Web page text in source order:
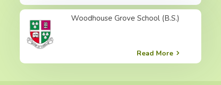
Woodhouse Grove School (B.S.)
Read More